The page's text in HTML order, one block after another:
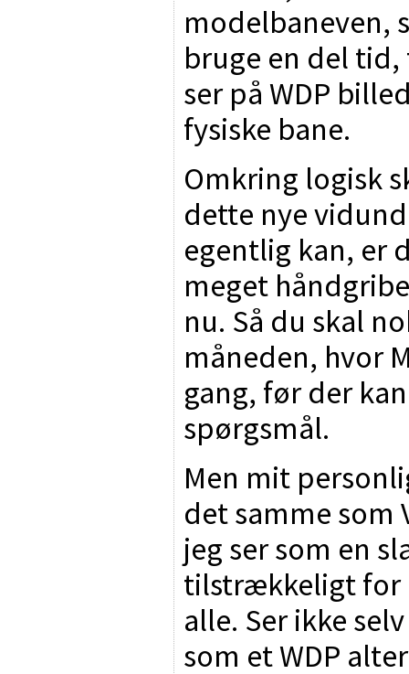
modelbaneven,
bruge en del
ser på WDP
fysiske bane.
Omkring logisk
dette nye
egentlig kan, er
meget
nu. Så du skal
måneden, hvor
gang, før der
spørgsmål.
Men mit
det samme som
jeg ser som en
tilstrækkeligt for
alle. Ser ikke
som et WDP